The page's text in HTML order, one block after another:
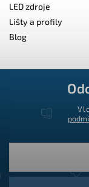
LED zdroje
Lišty a profily
Blog